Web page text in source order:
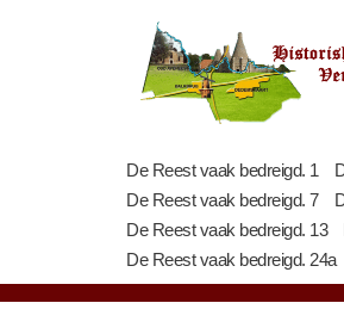
De Reest vaak bedreigd. 1
De Reest vaak bedreigd. 7
De Reest vaak bedreigd. 13
De Reest vaak bedreigd. 24a